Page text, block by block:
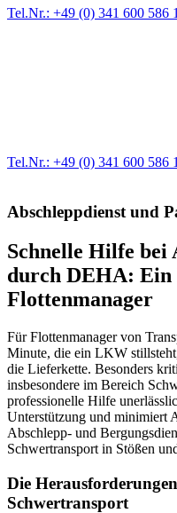
Tel.Nr.: +49 (0) 341 600 586
Tel.Nr.: +49 (0) 341 600 586
Abschleppdienst und
Schnelle Hilfe bei
durch DEHA: Ein
Flottenmanager
Für Flottenmanager von
Minute, die ein LKW
die Lieferkette. Besonders
insbesondere im Bereich
professionelle Hilfe
Unterstützung und minimiert
Abschlepp- und
Schwertransport in Stößen
Die
Schwertransport